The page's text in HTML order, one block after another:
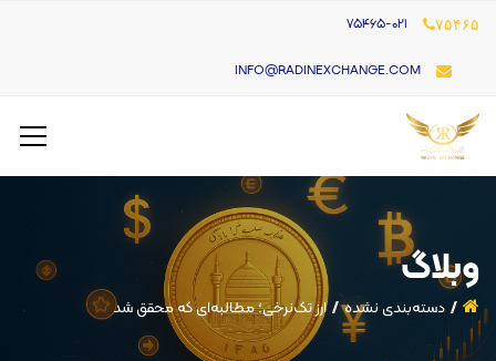
۷۵۴۶۵
INFO@RADINEXCHANGE.COM
وبلاگ
دسته‌بندی نشده ارز تک‌نرخی؛ مطالبه‌ای که محقق شد